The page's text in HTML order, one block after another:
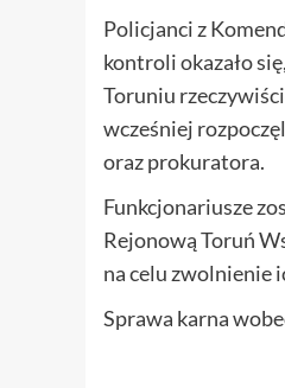
Policjanci z
kontroli okazało
Toruniu
wcześniej
oraz prokuratora.
Funkcjonariusze
Rejonową Toruń
na celu zwolnienie
Sprawa karna